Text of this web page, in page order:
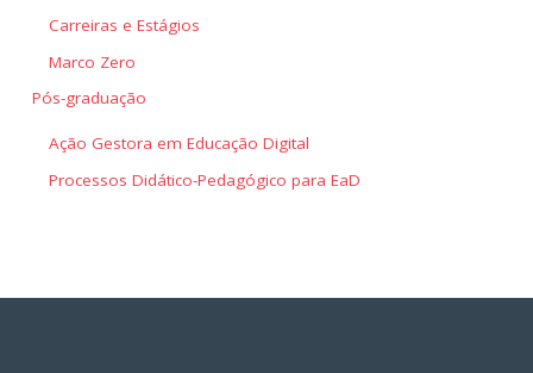
Carreiras e Estágios
Marco Zero
Pós-graduação
Ação Gestora em Educação Digital
Processos Didático-Pedagógico para EaD